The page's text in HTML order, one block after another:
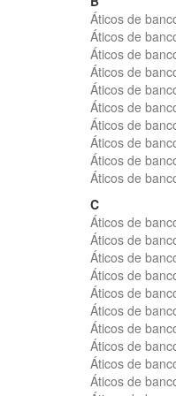
Áticos de
Áticos de
Áticos de
Áticos de
Áticos de
Áticos de
Áticos de
Áticos de
Áticos de
Áticos de
C
Áticos de
Áticos de
Áticos de
Áticos de
Áticos de
Áticos de
Áticos de
Áticos de
Áticos de
Áticos de